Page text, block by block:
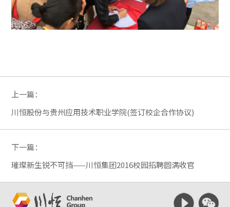
上一篇：
川恒股份与贵州应用技术职业学院(签订校企合作协议)
下一篇：
璀璨新生锐不可挡——川恒集团2016校园招聘圆满收官